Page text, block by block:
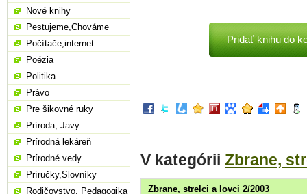
Pridať knihu do
V kategórii Zbrane,
Zbrane, strelci a lovci 2/2003
Nové knihy
Pestujeme,Chováme
Počítače,internet
Poézia
Politika
Právo
Pre šikovné ruky
Príroda, Javy
Prírodná lekáreň
Prírodné vedy
Príručky,Slovníky
Rodičovstvo, Pedagogika